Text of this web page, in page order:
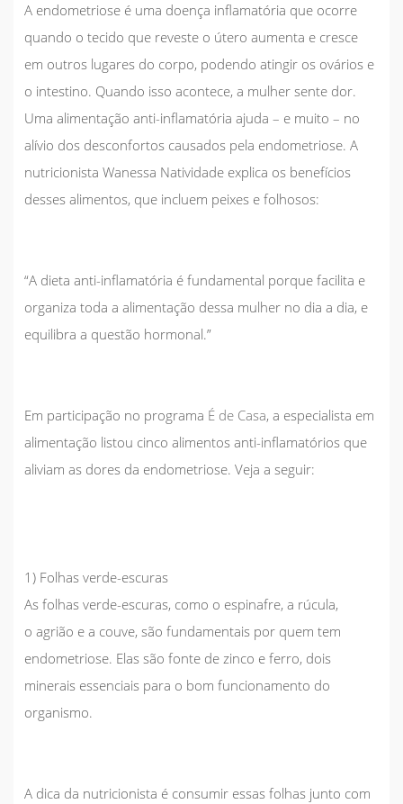
A endometriose é uma doença inflamatória que ocorre
quando o tecido que reveste o útero aumenta e cresce
em outros lugares do corpo, podendo atingir os ovários e
o intestino. Quando isso acontece, a mulher sente dor.
Uma alimentação anti-inflamatória ajuda – e muito – no
alívio dos desconfortos causados pela endometriose. A
nutricionista Wanessa Natividade explica os benefícios
desses alimentos, que incluem peixes e folhosos:
“A dieta anti-inflamatória é fundamental porque facilita e
organiza toda a alimentação dessa mulher no dia a dia, e
equilibra a questão hormonal.”
Em participação no programa É de Casa, a especialista em
alimentação listou cinco alimentos anti-inflamatórios que
aliviam as dores da endometriose. Veja a seguir:
1) Folhas verde-escuras
As folhas verde-escuras, como o espinafre, a rúcula,
o agrião e a couve, são fundamentais por quem tem
endometriose. Elas são fonte de zinco e ferro, dois
minerais essenciais para o bom funcionamento do
organismo.
A dica da nutricionista é consumir essas folhas junto com